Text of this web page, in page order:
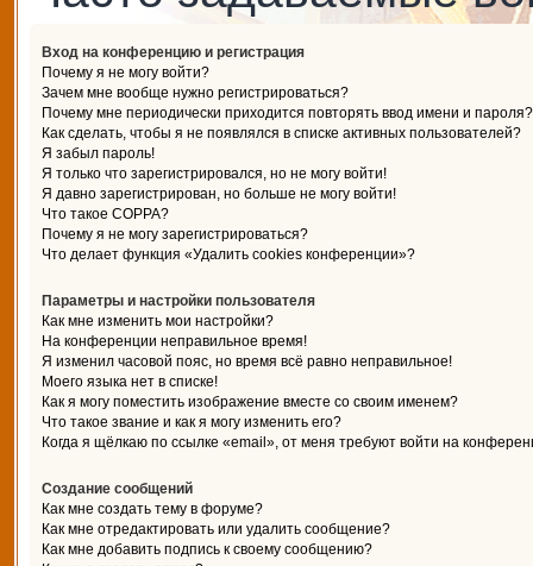
Вход на конференцию и регистрация
Почему я не могу войти?
Зачем мне вообще нужно регистрироваться?
Почему мне периодически приходится повторять ввод имени и пароля?
Как сделать, чтобы я не появлялся в списке активных пользователей?
Я забыл пароль!
Я только что зарегистрировался, но не могу войти!
Я давно зарегистрирован, но больше не могу войти!
Что такое COPPA?
Почему я не могу зарегистрироваться?
Что делает функция «Удалить cookies конференции»?
Параметры и настройки пользователя
Как мне изменить мои настройки?
На конференции неправильное время!
Я изменил часовой пояс, но время всё равно неправильное!
Моего языка нет в списке!
Как я могу поместить изображение вместе со своим именем?
Что такое звание и как я могу изменить его?
Когда я щёлкаю по ссылке «email», от меня требуют войти на
Создание сообщений
Как мне создать тему в форуме?
Как мне отредактировать или удалить сообщение?
Как мне добавить подпись к своему сообщению?